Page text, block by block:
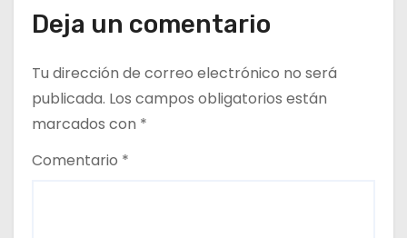
e
t
r
a
Deja un comentario
Tu dirección de correo electrónico no será
publicada. Los campos obligatorios están
marcados con *
Comentario *